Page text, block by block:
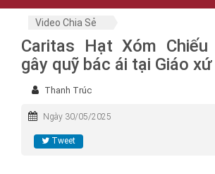
Video Chia Sẻ
Caritas Hạt Xóm Chiếu
gây quỹ bác ái tại Giáo
Thanh Trúc
Ngày 30/05/2025
Tweet